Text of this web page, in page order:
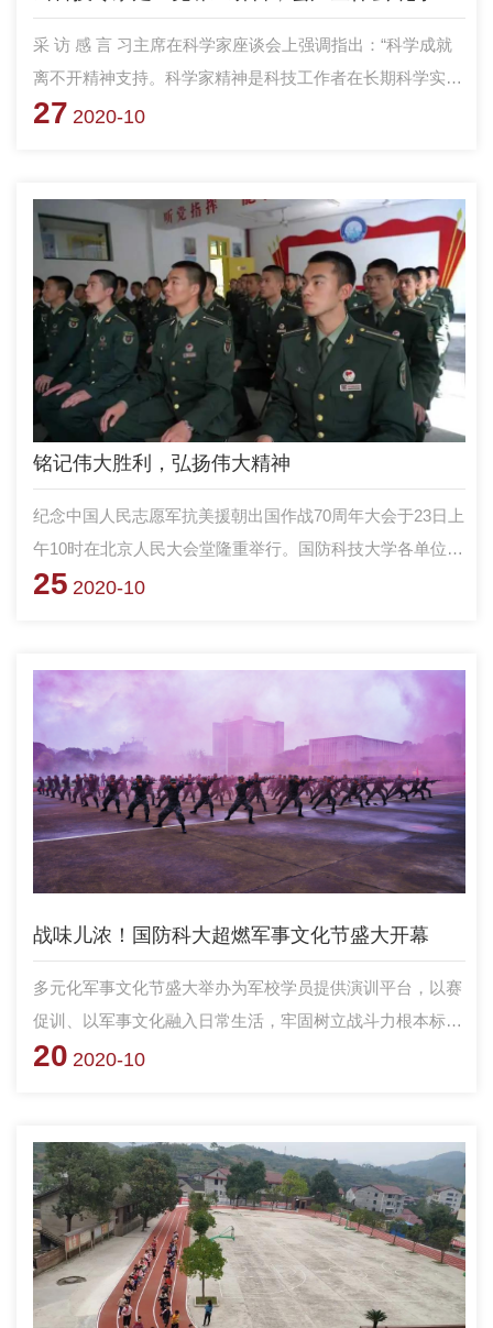
采 访 感 言 习主席在科学家座谈会上强调指出：“科学成就
离不开精神支持。科学家精神是科技工作者在长期科学实践
中积累的宝贵精神财富。”让科技专家走上党课主讲台，深
打动人、吸引人、鼓舞人，能更好地教育引导官兵传承红色
基因，继承和发扬老一辈科学家胸怀祖国、科技强军、默默
奉献的优秀品质，主动肩负起新时代的历史重任，永攀科技
高峰，为建设世界一流高等教育院校贡献自己的力量。
27 2020-10
铭记伟大胜利，弘扬伟大精神
纪念中国人民志愿军抗美援朝出国作战70周年大会于23日上
午10时在北京人民大会堂隆重举行。国防科技大学各单位组
织观看了纪念大会。习主席在会上的重要讲话，在官兵中引
25 2020-10
战味儿浓！国防科大超燃军事文化节盛大开幕
多元化军事文化节盛大举办为军校学员提供演训平台，以赛
促训、以军事文化融入日常生活，牢固树立战斗力根本标
准，致力提升学员战场打赢能力，切实增强实战本领。
20 2020-10